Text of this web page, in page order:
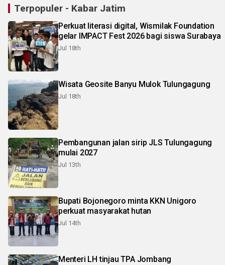
Terpopuler - Kabar Jatim
Perkuat literasi digital, Wismilak Foundation
gelar IMPACT Fest 2026 bagi siswa Surabaya
Jul 18th
Wisata Geosite Banyu Mulok Tulungagung
Jul 18th
Pembangunan jalan sirip JLS Tulungagung
mulai 2027
Jul 13th
Bupati Bojonegoro minta KKN Unigoro
perkuat masyarakat hutan
Jul 14th
Menteri LH tinjau TPA Jombang